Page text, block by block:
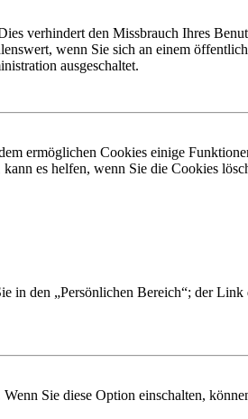
verhindert den Missbrauch Ihres
wenn Sie sich an einem
ausgeschaltet.
ermöglichen Cookies einige
es helfen, wenn Sie die Cookies
in den „Persönlichen Bereich“; der
Sie diese Option einschalten,